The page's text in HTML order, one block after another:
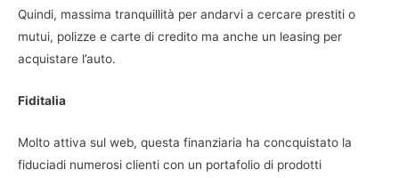
Quindi, massima tranquillità per andarvi a cercare prestiti o
mutui, polizze e carte di credito ma anche un leasing per
acquistare l’auto.
Fiditalia
Molto attiva sul web, questa finanziaria ha concquistato la
fiduciadi numerosi clienti con un portafolio di prodotti